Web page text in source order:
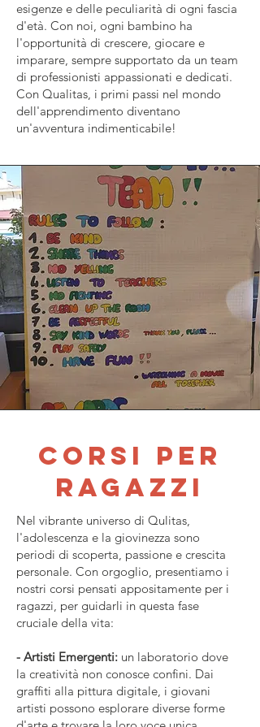
esigenze e delle peculiarità di ogni fascia
d'età. Con noi, ogni bambino ha
l'opportunità di crescere, giocare e
imparare, sempre supportato da un team
di professionisti appassionati e dedicati.
Con Qualitas, i primi passi nel mondo
dell'apprendimento diventano
un'avventura indimenticabile!
corsi per
ragazzi
Nel vibrante universo di Qulitas,
l'adolescenza e la giovinezza sono
periodi di scoperta, passione e crescita
personale. Con orgoglio, presentiamo i
nostri corsi pensati appositamente per i
ragazzi, per guidarli in questa fase
cruciale della vita:
- Artisti Emergenti: un laboratorio dove
la creatività non conosce confini. Dai
graffiti alla pittura digitale, i giovani
artisti possono esplorare diverse forme